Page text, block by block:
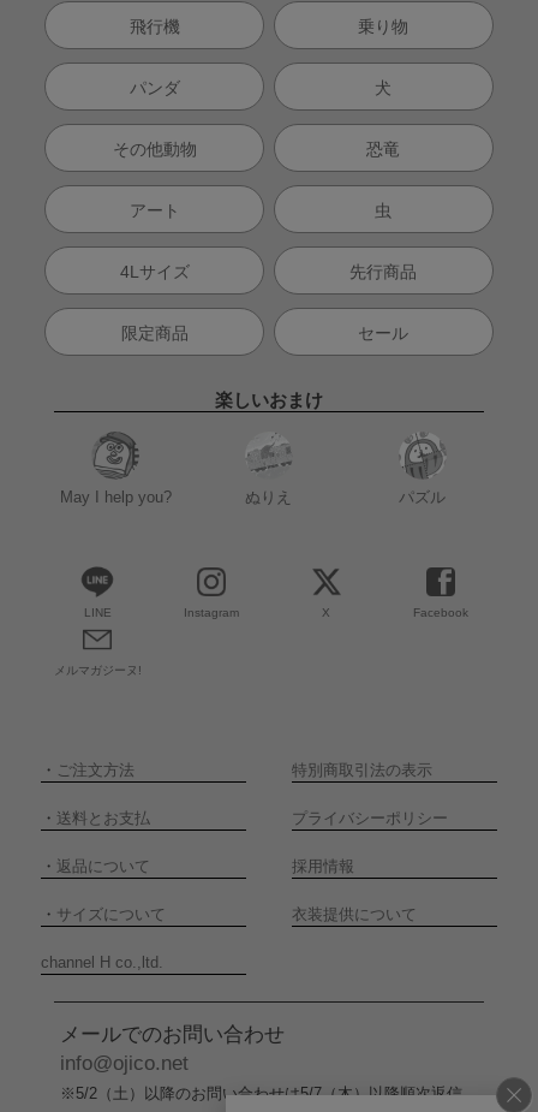
飛行機 乗り物
パンダ 犬
その他動物 恐竜
アート 虫
4Lサイズ 先行商品
限定商品 セール
楽しいおまけ
May I help you? ぬりえ パズル
LINE Instagram X Facebook
メルマガジーヌ!
・ ご注文方法 特別商取引法の表示
・ 送料とお支払 プライバシーポリシー
・ 返品について 採用情報
・ サイズについて 衣装提供について
channel H co.,ltd.
メールでのお問い合わせ
info@ojico.net
※5/2（土）以降のお問い合わせは5/7（木）以降順次返信